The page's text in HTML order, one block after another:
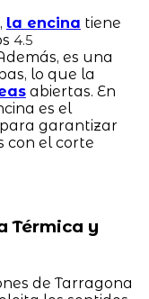
la encina tiene
4.5
es una
lo que la
abiertas. En
es el
garantizar
con el corte
Térmica y
de Tarragona